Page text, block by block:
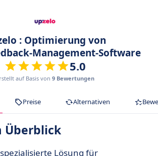
: Optimierung von
Management-Software
5.0
auf Basis von 9 Bewertungen
Preise Alternativen
Überblick
Lösung für